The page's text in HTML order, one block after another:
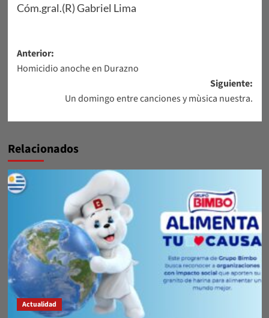
Cóm.gral.(R) Gabriel Lima
Navegación
de
entradas
Anterior:
Homicidio anoche en Durazno
Siguiente:
Un domingo entre canciones y mùsica nuestra.
Relacionados
Actualidad